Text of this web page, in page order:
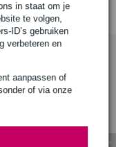
in staat om je
te volgen,
ID’s gebruiken
verbeteren en
aanpassen of
of via onze